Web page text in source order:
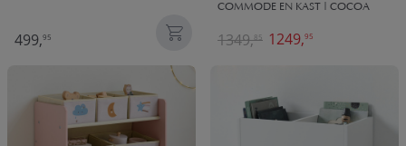
499,95
COMMODE EN KAST | COCOA
1249,95
1349,85